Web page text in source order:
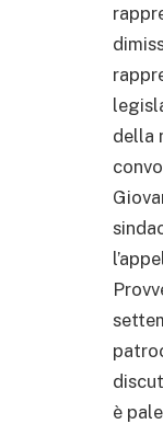
della
è